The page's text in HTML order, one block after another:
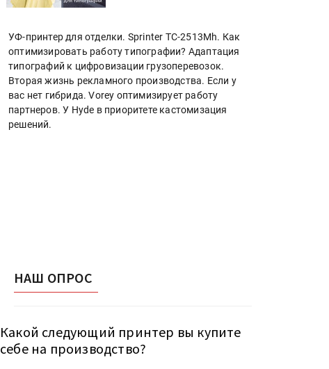
УФ-принтер для отделки. Sprinter ТС-2513Mh. Как
оптимизировать работу типографии? Адаптация
типографий к цифровизации грузоперевозок.
Вторая жизнь рекламного производства. Если у
вас нет гибрида. Vorey оптимизирует работу
партнеров. У Hyde в приоритете кастомизация
решений.
НАШ ОПРОС
Какой следующий принтер вы купите
себе на производство?